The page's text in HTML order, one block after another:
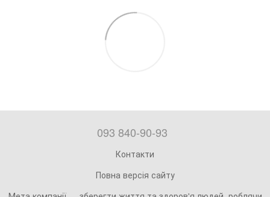
093 840-90-93
Контакти
Повна версія сайту